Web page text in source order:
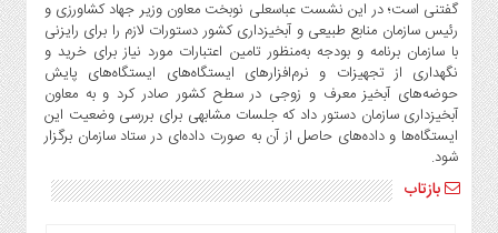
گفتنی است؛ در این نشست عباسعلی نوبخت معاون وزیر جهاد کشاورزی و
رئیس سازمان منابع طبیعی و آبخیزداری کشور دستورات لازم را برای رایزنی
با سازمان برنامه و بودجه به‌منظور تامین اعتبارات مورد نیاز برای خرید و
نگهداری از تجهیزات و نرم‌افزارهای ایستگاه‌های ایستگاه‌های پایش
حوضه‌های آبخیز معرف و زوجی در سطح کشور صادر کرد و به معاون
آبخیزداری سازمان دستور داد که جلسات مشابهی برای بررسی وضعیت این
ایستگاه‌ها و داده‌های حاصل از آن به صورت داده‌ای در ستاد سازمان برگزار
شود.
بازتاب